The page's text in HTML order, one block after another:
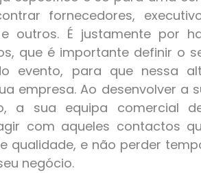
fornecedores,
outros. É justamente por
que é importante definir o
evento, para que nessa
empresa. Ao desenvolver a
a sua equipa comercial
com aqueles contactos
qualidade, e não perder
negócio.